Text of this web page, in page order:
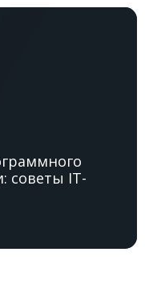
советы IT-